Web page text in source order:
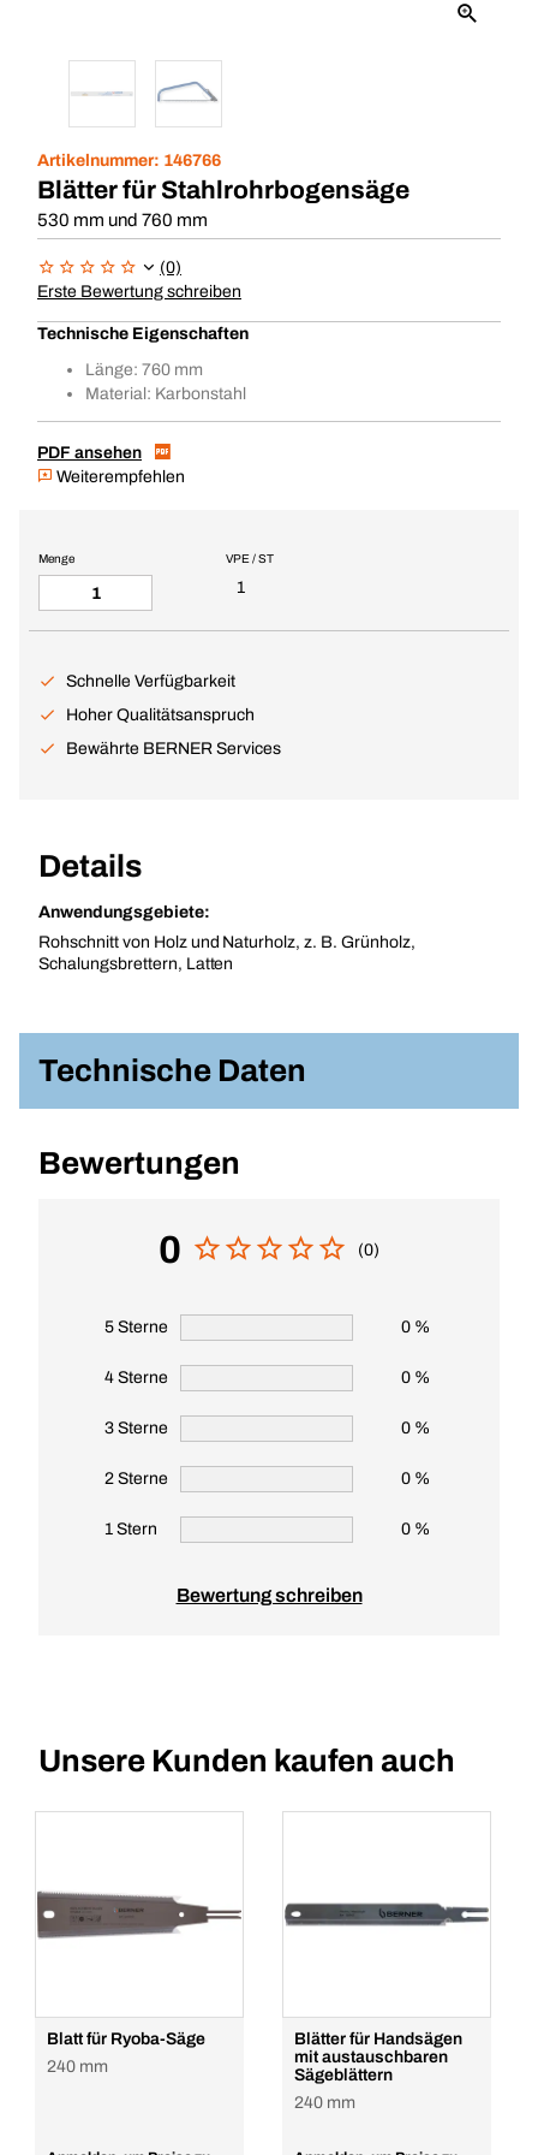
Artikelnummer: 146766
Blätter für Stahlrohrbogensäge
530 mm und 760 mm
(0)
Erste Bewertung schreiben
Technische Eigenschaften
Länge: 760 mm
Material: Karbonstahl
PDF ansehen
Weiterempfehlen
VPE / ST
1
Menge
Schnelle Verfügbarkeit
Hoher Qualitätsanspruch
Bewährte BERNER Services
Details
Anwendungsgebiete:
Rohschnitt von Holz und Naturholz, z. B. Grünholz,
Schalungsbrettern, Latten
Technische Daten
Bewertungen
0 (0)
5 Sterne 0 %
4 Sterne 0 %
3 Sterne 0 %
2 Sterne 0 %
1 Stern 0 %
Bewertung schreiben
Unsere Kunden kaufen auch
Blatt für Ryoba-Säge
240 mm
Blätter für Handsägen
mit austauschbaren
Sägeblättern
240 mm